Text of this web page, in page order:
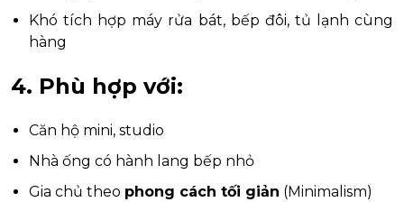
Khó tích hợp máy rửa bát, bếp đôi, tủ lạnh cùng
hàng
4. Phù hợp với:
Căn hộ mini, studio
Nhà ống có hành lang bếp nhỏ
Gia chủ theo phong cách tối giản (Minimalism)